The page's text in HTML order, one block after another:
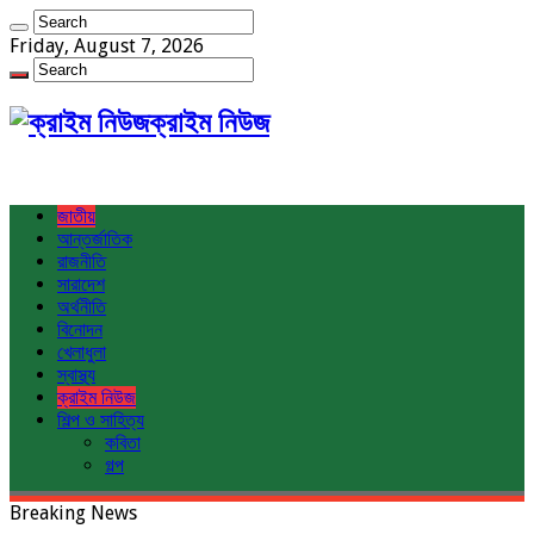
Friday, August 7, 2026
ক্রাইম নিউজ
জাতীয়
আন্তর্জাতিক
রাজনীতি
সারাদেশ
অর্থনীতি
বিনোদন
খেলাধুলা
স্বাস্থ্য
ক্রাইম নিউজ
শিল্প ও সাহিত্য
কবিতা
গল্প
Breaking News